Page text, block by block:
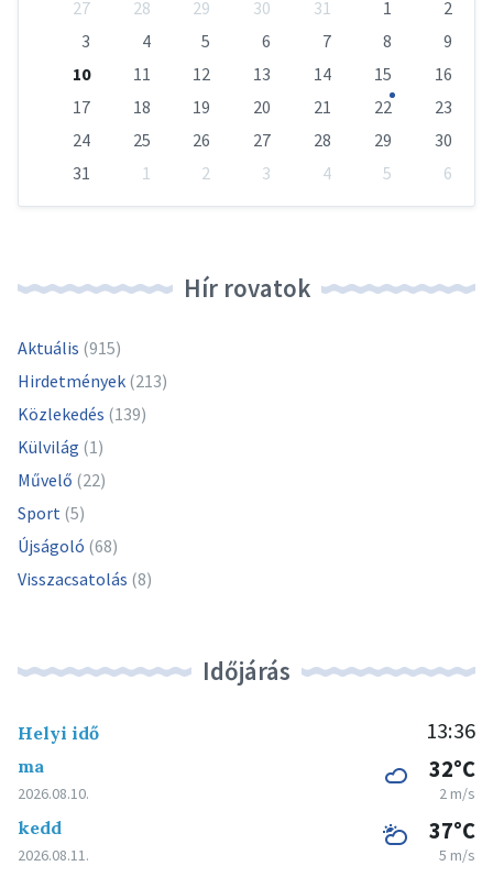
calendar
27 28 29 30 31 1
2
3
4 5 6 7 8
9
10
11 12 13 14 15
16
17
18 19 20 21 22
23
24
25 26 27 28 29
30
31
1 2 3 4 5
6
Hír rovatok
Aktuális (915)
Hirdetmények (213)
Közlekedés (139)
Külvilág (1)
Művelő (22)
Sport (5)
Újságoló (68)
Visszacsatolás (8)
Időjárás
Helyi idő 13:36
ma
2026.08.10.
32°C
2 m/s
kedd
2026.08.11.
37°C
5 m/s